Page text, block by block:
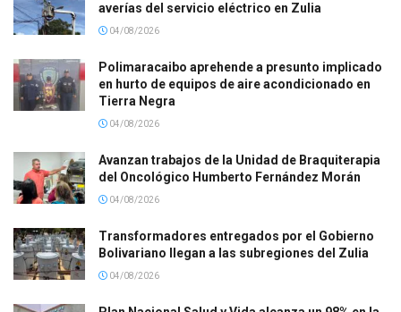
averías del servicio eléctrico en Zulia
04/08/2026
Polimaracaibo aprehende a presunto implicado
en hurto de equipos de aire acondicionado en
Tierra Negra
04/08/2026
Avanzan trabajos de la Unidad de Braquiterapia
del Oncológico Humberto Fernández Morán
04/08/2026
Transformadores entregados por el Gobierno
Bolivariano llegan a las subregiones del Zulia
04/08/2026